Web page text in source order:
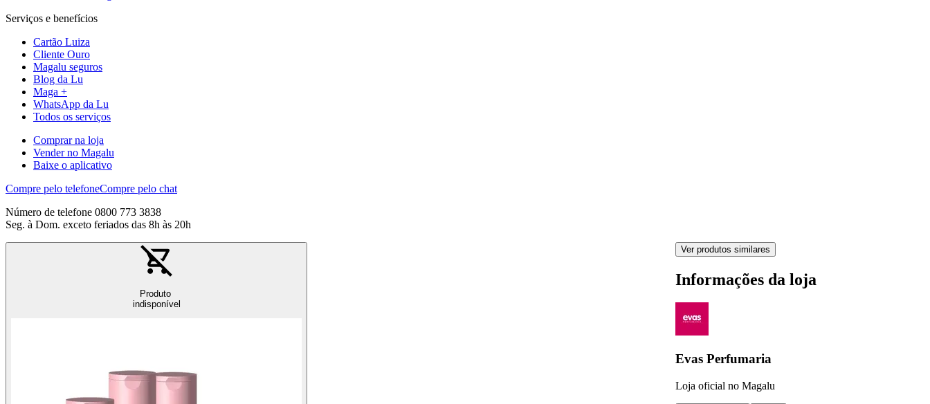
Serviços e benefícios
Cartão Luiza
Cliente Ouro
Magalu seguros
Blog da Lu
Maga +
WhatsApp da Lu
Todos os serviços
Comprar na loja
Vender no Magalu
Baixe o aplicativo
Compre pelo telefoneCompre pelo chat
Número de telefone 0800 773 3838
Seg. à Dom. exceto feriados das 8h às 20h
Produto
indisponível
Ver produtos similares
Informações da loja
Evas Perfumaria
Loja oficial no Magalu